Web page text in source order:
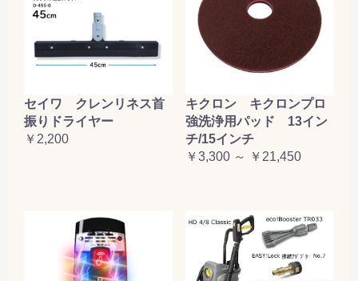
セイワ クレンリネス首
振りドライヤー
￥2,200
キクロン キクロンプロ
強洗浄用パッド 13イン
チ/15インチ
￥3,300 ～ ￥21,450